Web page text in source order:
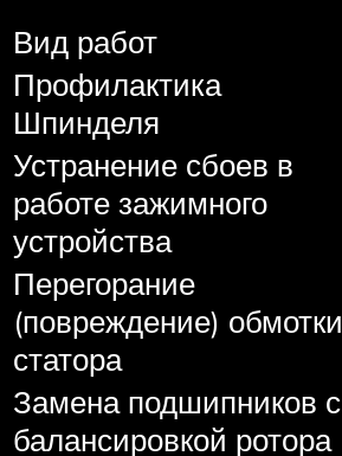
Вид работ
Профилактика
Шпинделя
Устранение сбоев в
работе зажимного
устройства
Перегорание
(повреждение) обмотки
статора
Замена подшипников с
балансировкой ротора